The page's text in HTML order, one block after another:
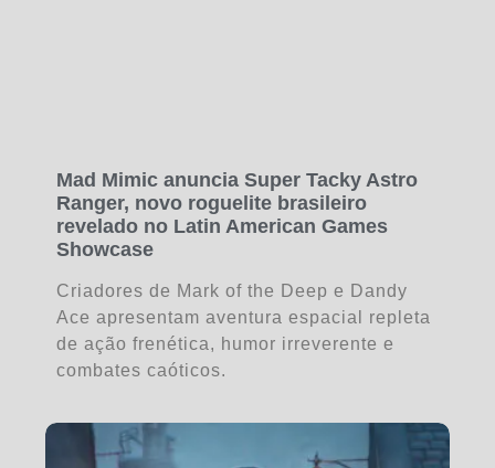
Mad Mimic anuncia Super Tacky Astro
Ranger, novo roguelite brasileiro
revelado no Latin American Games
Showcase
Criadores de Mark of the Deep e Dandy
Ace apresentam aventura espacial repleta
de ação frenética, humor irreverente e
combates caóticos.